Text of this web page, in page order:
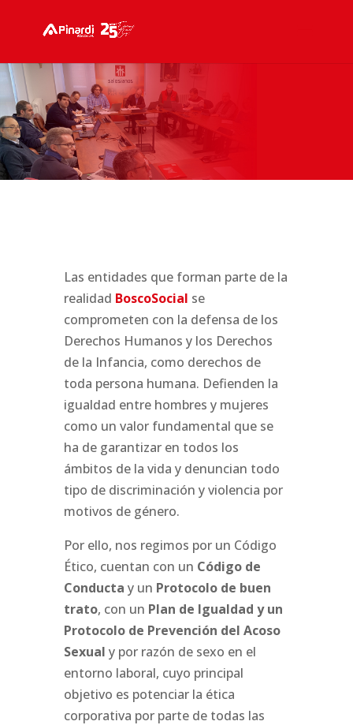
Las entidades que forman parte de la
realidad BoscoSocial se
comprometen con la defensa de los
Derechos Humanos y los Derechos
de la Infancia, como derechos de
toda persona humana. Defienden la
igualdad entre hombres y mujeres
como un valor fundamental que se
ha de garantizar en todos los
ámbitos de la vida y denuncian todo
tipo de discriminación y violencia por
motivos de género.
Por ello, nos regimos por un Código
Ético, cuentan con un Código de
Conducta y un Protocolo de buen
trato, con un Plan de Igualdad y un
Protocolo de Prevención del Acoso
Sexual y por razón de sexo en el
entorno laboral, cuyo principal
objetivo es potenciar la ética
corporativa por parte de todas las